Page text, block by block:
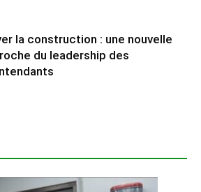
la construction : une nouvelle
du leadership des